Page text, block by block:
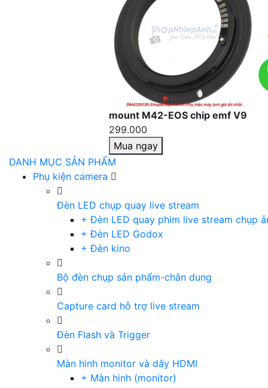
mount M42-EOS chip emf V9
299.000
Mua ngay
DANH MỤC SẢN PHẨM
Phụ kiện camera
Đèn LED chụp quay live stream
+ Đèn LED quay phim live stream chụp
+ Đèn LED Godox
+ Đèn kino
Bộ đèn chụp sản phẩm-chân dung
Capture card hỗ trợ live stream
Đèn Flash và Trigger
Màn hình monitor và dây HDMI
+ Màn hinh (monitor)